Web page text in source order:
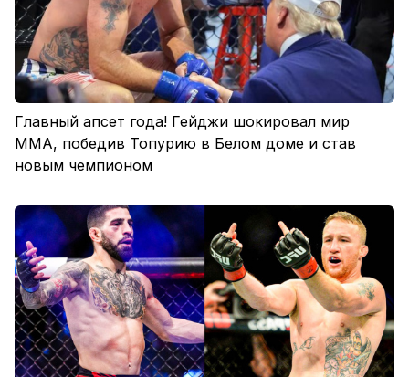
Главный апсет года! Гейджи шокировал мир
ММА, победив Топурию в Белом доме и став
новым чемпионом